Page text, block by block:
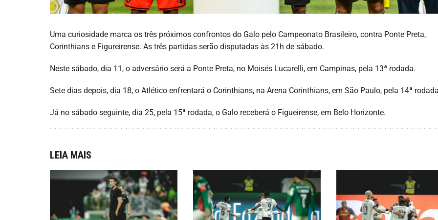
Uma curiosidade marca os três próximos confrontos do Galo pelo Campeonato Brasileiro, contra Ponte Preta,
Corinthians e Figureirense. As três partidas serão disputadas às 21h de sábado.
Neste sábado, dia 11, o adversário será a Ponte Preta, no Moisés Lucarelli, em Campinas, pela 13ª rodada.
Sete dias depois, dia 18, o Atlético enfrentará o Corinthians, na Arena Corinthians, em São Paulo, pela 14ª
Já no sábado seguinte, dia 25, pela 15ª rodada, o Galo receberá o Figueirense, em Belo Horizonte.
LEIA MAIS